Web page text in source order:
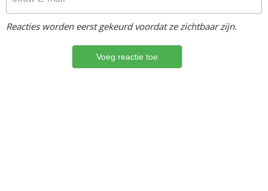
Reacties worden eerst gekeurd voordat ze zichtbaar zijn.